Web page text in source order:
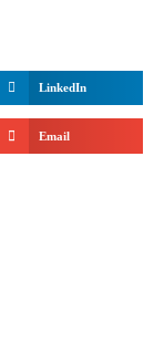
LinkedIn
Email